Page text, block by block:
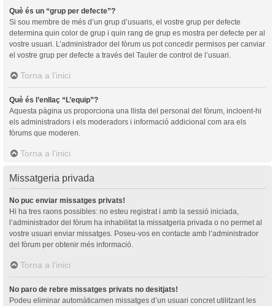
Què és un “grup per defecte”?
Si sou membre de més d’un grup d’usuaris, el vostre grup per defecte
determina quin color de grup i quin rang de grup es mostra per defecte per al
vostre usuari. L’administrador del fòrum us pot concedir permisos per canviar
el vostre grup per defecte a través del Tauler de control de l’usuari.
Torna a l’inici
Què és l’enllaç “L’equip”?
Aquesta pàgina us proporciona una llista del personal del fòrum, incloent-hi
els administradors i els moderadors i informació addicional com ara els
fòrums que moderen.
Torna a l’inici
Missatgeria privada
No puc enviar missatges privats!
Hi ha tres raons possibles: no esteu registrat i amb la sessió iniciada,
l’administrador del fòrum ha inhabilitat la missatgeria privada o no permet al
vostre usuari enviar missatges. Poseu-vos en contacte amb l’administrador
del fòrum per obtenir més informació.
Torna a l’inici
No paro de rebre missatges privats no desitjats!
Podeu eliminar automàticamen missatges d’un usuari concret utilitzant les